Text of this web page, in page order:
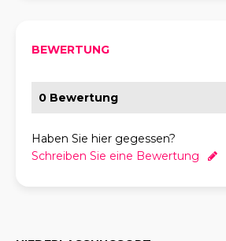
BEWERTUNG
0 Bewertung
Haben Sie hier gegessen?
Schreiben Sie eine Bewertung